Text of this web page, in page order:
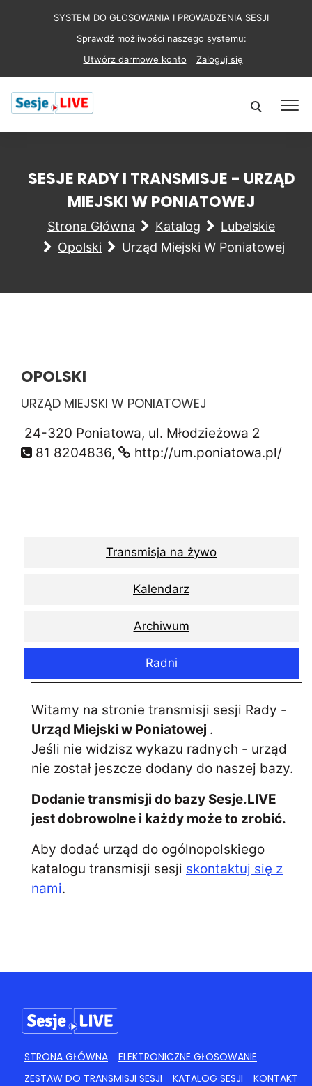
SYSTEM DO GŁOSOWANIA I PROWADZENIA SESJI
Sprawdź możliwości naszego systemu:
Utwórz darmowe konto
Zaloguj się
SESJE RADY I TRANSMISJE - URZĄD
MIEJSKI W PONIATOWEJ
Strona Główna Katalog
Lubelskie
Opolski
Urząd Miejski W Poniatowej
OPOLSKI
URZĄD MIEJSKI W PONIATOWEJ
24-320 Poniatowa, ul. Młodzieżowa 2
81 8204836,
http://um.poniatowa.pl/
Transmisja na żywo
Kalendarz
Archiwum
Radni
Witamy na stronie transmisji sesji Rady -
Urząd Miejski w Poniatowej .
Jeśli nie widzisz wykazu radnych - urząd
nie został jeszcze dodany do naszej bazy.
Dodanie transmisji do bazy Sesje.LIVE
jest dobrowolne i każdy może to zrobić.
Aby dodać urząd do ogólnopolskiego
katalogu transmisji sesji skontaktuj się z
nami.
STRONA GŁÓWNA
ELEKTRONICZNE GŁOSOWANIE
ZESTAW DO TRANSMISJI SESJI
KATALOG SESJI KONTAKT